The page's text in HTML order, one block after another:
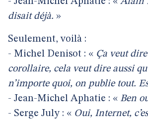
disait déjà. »
Seulement, voilà :
- Michel Denisot : « Ça veut
corollaire, cela veut dire aussi
n’importe quoi, on publie tout.
- Jean-Michel Aphatie : « Ben
- Serge July : « Oui, Internet,